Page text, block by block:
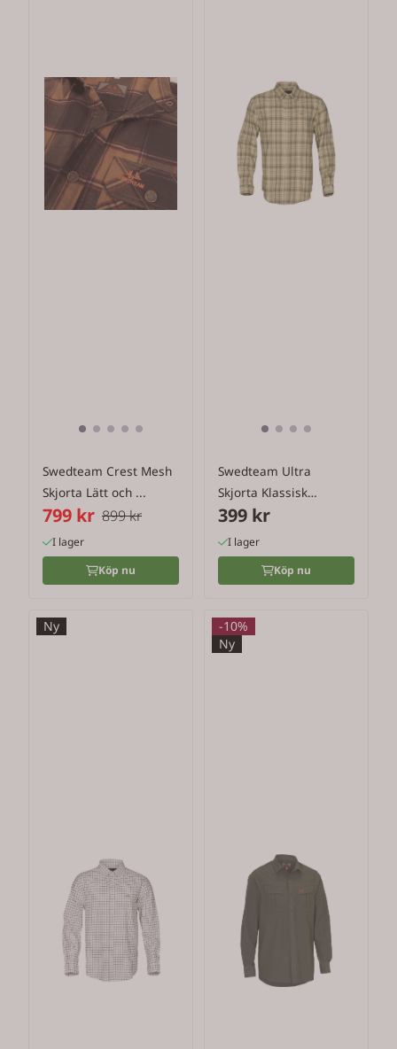
Swedteam Crest Mesh
Skjorta Lätt och ...
799 kr 899 kr
I lager
Köp nu
Swedteam Ultra
Skjorta Klassisk
flanellskjorta ...
399 kr
I lager
Köp nu
Ny
-10%
Ny